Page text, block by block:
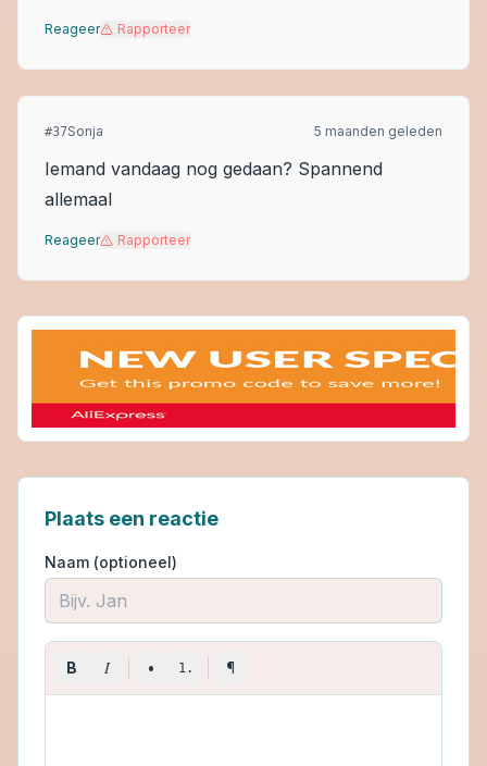
Reageer Rapporteer
#37Sonja 5 maanden geleden
Iemand vandaag nog gedaan? Spannend
allemaal
Reageer Rapporteer
Plaats een reactie
Naam (optioneel)
B I • 1. ¶